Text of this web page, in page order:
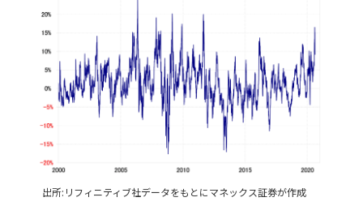
出所:リフィニティブ社データをもとにマネックス証券が作成